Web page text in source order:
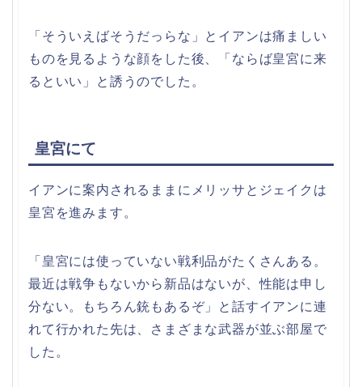
「そういえばそうだっらな」とイアンは痛ましい
ものを見るような顔をした後、「ならば皇宮に来
るといい」と誘うのでした。
皇宮にて
イアンに案内されるままにメリッサとジェイクは
皇宮を進みます。
「皇宮には使っていない戦利品がたくさんある。
最近は戦争もないから新品はないが、性能は申し
分ない。もちろん銃もあるぞ」と話すイアンに連
れて行かれた先は、さまざまな武器が並ぶ部屋で
した。